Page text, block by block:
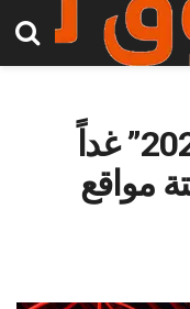
انطلاق “نور الرياض 2025” غداً
مواقع